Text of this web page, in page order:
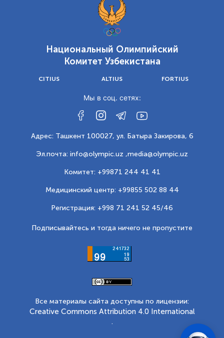
Национальный Олимпийский
Комитет Узбекистана
CITIUS ALTIUS FORTIUS
Мы в соц. сетях:
Адрес: Ташкент 100027, ул. Батыра Закирова, 6
Эл.почта: info@olympic.uz ,media@olympic.uz
Комитет: +99871 244 41 41
Медицинский центр: +99855 502 88 44
Регистрация: +998 71 241 52 45/46
Подписывайтесь и тогда ничего не пропустите
Все материалы сайта доступны по лицензии:
Creative Commons Attribution 4.0 International
.